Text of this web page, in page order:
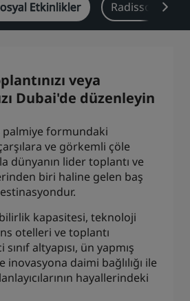
Park Inn by Radisson
Country Inn & Suites
Jin Jiang
Golden Tulip
Etkinlikler Radisson
veya
Dubai'de düzenleyin
formundaki
ve görkemli çöle
dünyanın lider toplantı ve
biri haline gelen baş
kapasitesi, teknoloji
otelleri ve toplantı
altyapısı, ün yapmış
daimi bağlılığı ile
hayallerindeki